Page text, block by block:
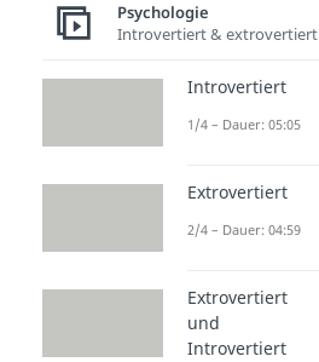
Psychologie
Introvertiert & extrovertiert
Introvertiert
1/4 – Dauer: 05:05
Extrovertiert
2/4 – Dauer: 04:59
Extrovertiert
und
Introvertiert